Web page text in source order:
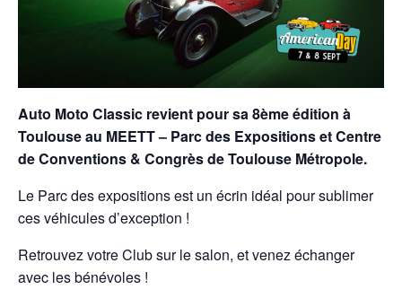
Auto Moto Classic revient pour sa 8ème édition à
Toulouse au MEETT – Parc des Expositions et Centre
de Conventions & Congrès de Toulouse Métropole.
Le Parc des expositions est un écrin idéal pour sublimer
ces véhicules d’exception !
Retrouvez votre Club sur le salon, et venez échanger
avec les bénévoles !